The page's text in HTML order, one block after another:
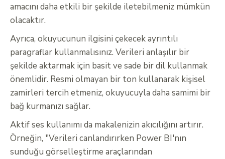
amacını daha etkili bir şekilde iletebilmeniz mümkün
olacaktır.
Ayrıca, okuyucunun ilgisini çekecek ayrıntılı
paragraflar kullanmalısınız. Verileri anlaşılır bir
şekilde aktarmak için basit ve sade bir dil kullanmak
önemlidir. Resmi olmayan bir ton kullanarak kişisel
zamirleri tercih etmeniz, okuyucuyla daha samimi bir
bağ kurmanızı sağlar.
Aktif ses kullanımı da makalenizin akıcılığını artırır.
Örneğin, "Verileri canlandırırken Power BI'nın
sunduğu görselleştirme araçlarından